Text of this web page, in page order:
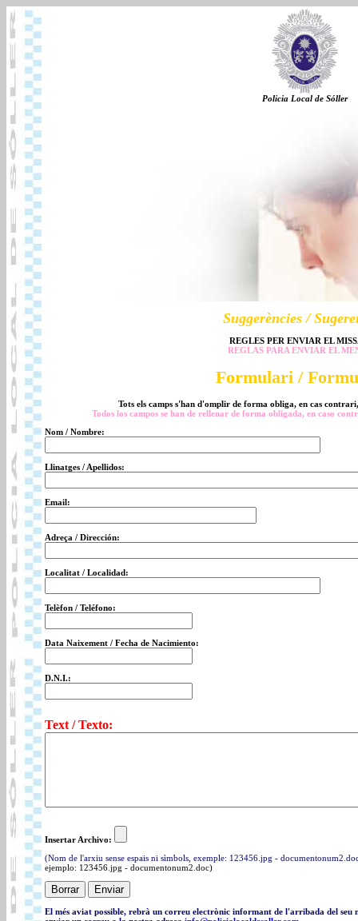
Policia Local de Sóller
Suggerències /
REGLES PER ENVIAR EL
REGLAS PARA ENVIAR EL
Formulari /
Tots els camps s'han d'omplir de forma obliga, en cas
Todos los campos se han de rellenar de forma obligada, en caso
Nom / Nombre:
Llinatges / Apellidos:
Email:
Adreça / Dirección:
Localitat / Localidad:
Telèfon / Teléfono:
Data Naixement / Fecha de Nacimiento:
D.N.I.:
Text / Texto:
Insertar Archivo:
(Nom de l'arxiu sense espais ni sìmbols, exemple: 123456.jpg -
ejemplo: 123456.jpg - documentonum2.doc)
El més aviat possible, rebrà un correu electrònic informant de l'arribada del seu